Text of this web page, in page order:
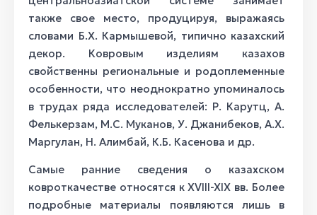
Терме алаша, ХХ века
Терме алаша, 2-ая половина ХХ века
Адай кілем, XIX века
Алаша настенная, 1-ая половина ХХ века
Атжабу, 1930
Ақбасқұр, ХХ в.
также свое место, продуцируя, выражаясь
словами Б.Х. Кармышевой, типично казахский
декор. Ковровым изделиям казахов
свойственны региональные и родоплеменные
особенности, что неоднократно упоминалось
в трудах ряда исследователей: Р. Карутц, А.
Фелькерзам, М.С. Муканов, У. Джанибеков, А.Х.
Маргулан, Н. Алимбай, К.Б. Касенова и др.
Самые ранние сведения о казахском
ковроткачестве относятся к XVIII-XIX вв. Более
подробные материалы появляются лишь в